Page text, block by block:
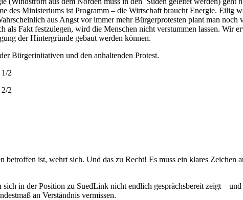
des Ministeriums ist Programm – die Wirtschaft braucht Energie. Eilig
aus Angst vor immer mehr Bürgerprotesten plant man
als Fakt festzulegen, wird die Menschen nicht verstummen lassen. Wir
der Hintergründe gebaut werden können.
Bürgerinitativen und den anhaltenden Protest.
1/2
2/2
betroffen ist, wehrt sich. Und das zu Recht! Es muss ein klares Zeichen
in der Position zu SuedLink nicht endlich gesprächsbereit zeigt –
an Verständnis vermissen.